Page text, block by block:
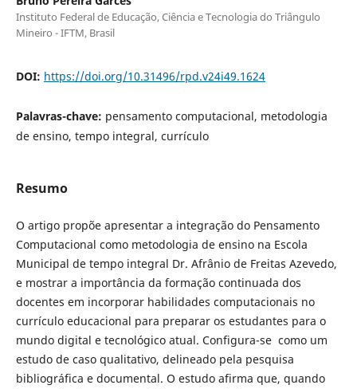
Instituto Federal de Educação, Ciência e Tecnologia do Triângulo
Mineiro - IFTM, Brasil
DOI: https://doi.org/10.31496/rpd.v24i49.1624
Palavras-chave: pensamento computacional, metodologia
de ensino, tempo integral, currículo
Resumo
O artigo propõe apresentar a integração do Pensamento
Computacional como metodologia de ensino na Escola
Municipal de tempo integral Dr. Afrânio de Freitas Azevedo,
e mostrar a importância da formação continuada dos
docentes em incorporar habilidades computacionais no
currículo educacional para preparar os estudantes para o
mundo digital e tecnológico atual. Configura-se como um
estudo de caso qualitativo, delineado pela pesquisa
bibliográfica e documental. O estudo afirma que, quando